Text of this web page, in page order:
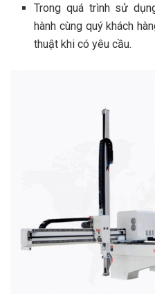
Trong quá trình sử
hành cùng quý khách
thuật khi có yêu cầu.